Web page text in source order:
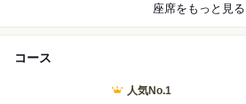
座席をもっと見る
コース
人気No.1